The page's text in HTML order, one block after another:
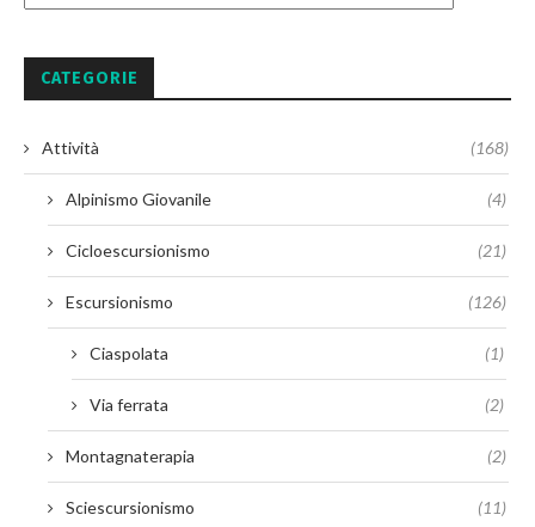
CATEGORIE
Attività (168)
Alpinismo Giovanile (4)
Cicloescursionismo (21)
Escursionismo (126)
Ciaspolata (1)
Via ferrata (2)
Montagnaterapia (2)
Sciescursionismo (11)